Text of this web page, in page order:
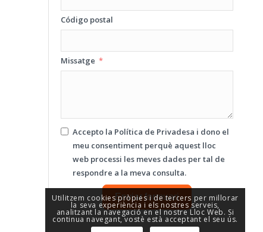
Código postal
Missatge
Accepto la Política de Privadesa i dono el
meu consentiment perquè aquest lloc
web processi les meves dades per tal de
respondre a la meva consulta.
Enviar formuari
Utilitzem cookies pròpies i de tercers per millorar
la seva experiència i els nostres serveis,
analitzant la navegació en el nostre Lloc Web. Si
continua navegant, vostè està acceptant el seu ús.